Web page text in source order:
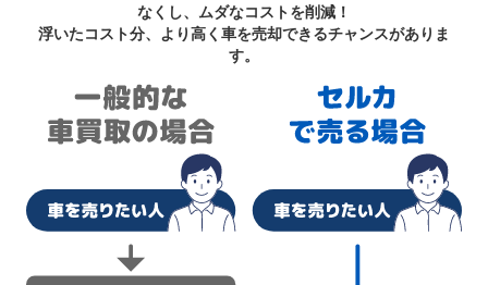
なくし、ムダなコストを削減！
浮いたコスト分、より高く車を売却できるチャンスがありま
す。